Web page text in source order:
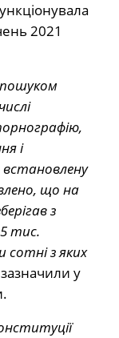
2021
і
встановлену
що на
з
тис.
сотні з яких
у